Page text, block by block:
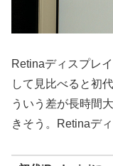
Retinaディスプレ
して見比べると初
ういう差が長時間
きそう。Retinaデ